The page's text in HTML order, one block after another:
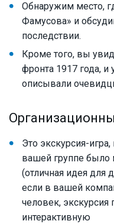
Обнаружим место,
Фамусова» и
последствии.
Кроме того, вы
фронта 1917 года,
описывали
Это экскурсия-
вашей группе
(отличная идея для
если в вашей
человек, экскурсия
интерактивную